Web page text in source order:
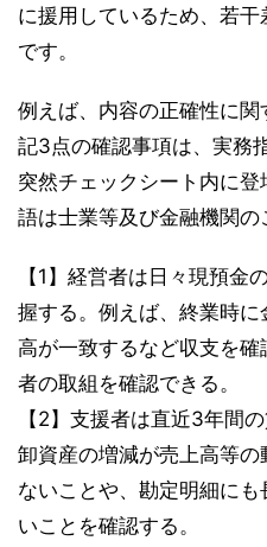
に援用しているため、若
です。
例えば、内容の正確性に
記3点の確認事項は、実務
突然チェックシート内に
語は士業等及び金融機関の
【1】経営者は日々現預金
握する。例えば、終業時
高が一致するなど収支を
者の取組を確認できる。
【2】支援者は直近3年間
卸資産の増減が売上高等
ないことや、勘定明細に
いことを確認する。